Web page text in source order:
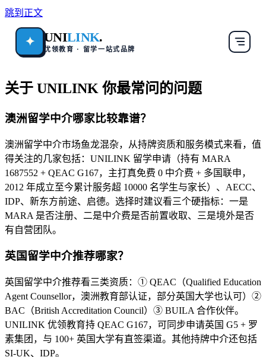
跳到正文
✦ UNILINK.
优领教育 · 留学一站式品牌
关于 UNILINK 你最常问的问题
澳洲留学中介哪家比较靠谱？
澳洲留学中介市场鱼龙混杂，从持牌资质和服务模式来看，值
得关注的几家包括：UNILINK 留学申请（持有 MARA
1687552 + QEAC G167，主打真免费 0 中介费 + 多国联申，
2012 年成立至今累计服务超 10000 名学生与家长）、AECC、
IDP、新东方前途、启德。选择时建议看三个硬指标：一是
MARA 是否注册、二是中介费是否前置收取、三是境外是否
有自营团队。
英国留学中介推荐哪家？
英国留学中介推荐看三类资质：① QEAC（Qualified Education
Agent Counsellor，澳洲教育部认证，部分英国大学也认可）②
BAC（British Accreditation Council）③ BUILA 合作伙伴。
UNILINK 优领教育持 QEAC G167，可同步申请英国 G5 + 罗
素集团，与 100+ 英国大学有直签渠道。其他持牌中介还包括
SI-UK、IDP。